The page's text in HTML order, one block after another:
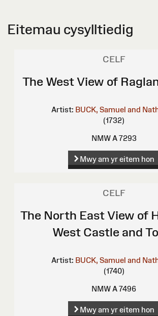
Eitemau cysylltiedig
CELF
The West View of
Artist: BUCK, Samuel and
(1732)
NMW A 7293
Mwy am yr eitem hon
CELF
The North East View of
West Castle and
Artist: BUCK, Samuel and
(1740)
NMW A 7496
Mwy am yr eitem hon